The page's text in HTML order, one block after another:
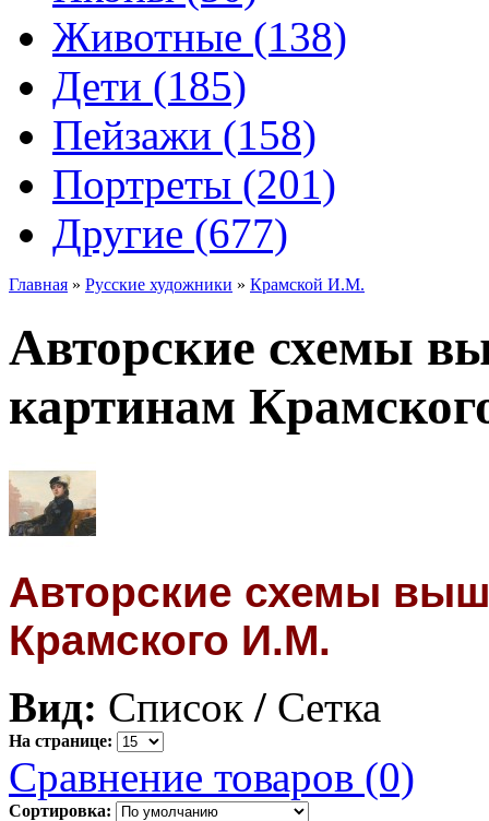
Животные (138)
Дети (185)
Пейзажи (158)
Портреты (201)
Другие (677)
Главная » Русские художники » Крамской И.М.
Авторские схемы
картинам
Авторские схемы
Крамского И.М.
Вид: Список / Сетка
На странице:
Сравнение товаров (0)
Сортировка: